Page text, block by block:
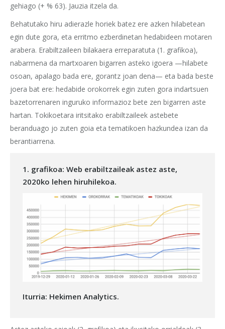
gehiago (+ % 63). Jauzia itzela da.
Behatutako hiru adierazle horiek batez ere azken hilabetean
egin dute gora, eta erritmo ezberdinetan hedabideen motaren
arabera. Erabiltzaileen bilakaera erreparatuta (1. grafikoa),
nabarmena da martxoaren bigarren asteko igoera —hilabete
osoan, apalago bada ere, gorantz joan dena— eta bada beste
joera bat ere: hedabide orokorrek egin zuten gora indartsuen
bazetorrenaren inguruko informazioz bete zen bigarren aste
hartan. Tokikoetara iritsitako erabiltzaileek astebete
beranduago jo zuten goia eta tematikoen hazkundea izan da
berantiarrena.
1. grafikoa: Web erabiltzaileak astez aste,
2020ko lehen hiruhilekoa.
Iturria: Hekimen Analytics.